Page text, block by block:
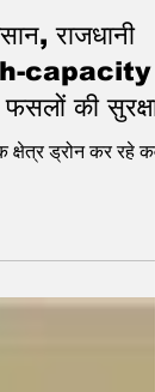
राजधानी
capacity
की सुरक्षा
ड्रोन कर रहे